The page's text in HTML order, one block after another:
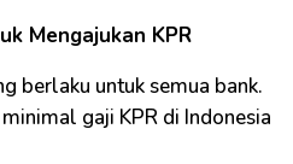
Mengajukan KPR
berlaku untuk semua bank.
gaji KPR di Indonesia